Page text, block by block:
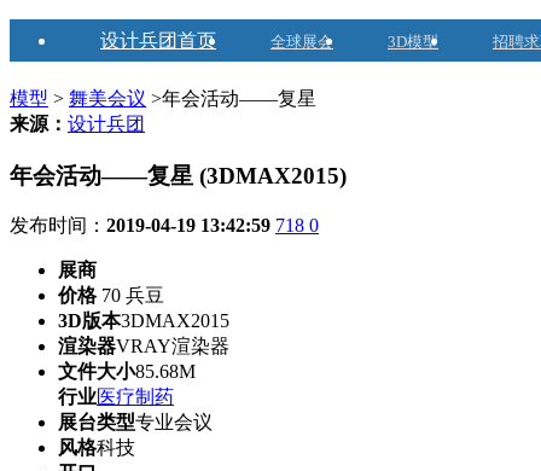
设计兵团首页 全球展会 3D模型 招聘
模型 > 舞美会议 >年会活动——复星
来源： 设计兵团
年会活动——复星 (3DMAX2015)
发布时间： 2019-04-19 13:42:59 718 0
展商
价格70 兵豆
3D版本3DMAX2015
渲染器VRAY渲染器
文件大小85.68M
行业医疗制药
展台类型专业会议
风格科技